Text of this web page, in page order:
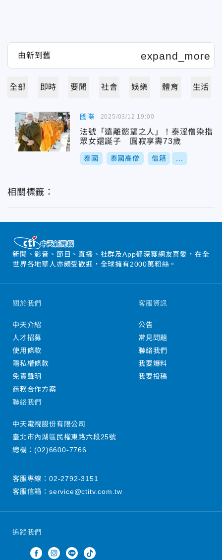
全部 即時 要聞 社會 娛樂 體育 生活
國際
法號「遠離慾望之人」！泰淫僧染指
眾女還誕子 圓寂享壽73歲
泰國 泰國高僧 僧籍
2025/03/12 19:00
相關標籤：
新聞、影音、節目、直播、社群及App都深獲網友喜愛，在全
世界各地華人亦頗受歡迎，全球擁有2000萬粉絲。
追蹤我們
關於我們
中天介紹
人才招募
使用條款
隱私權條款
免責聲明
商務合作方案
客服資訊
公告
常見問題
聯絡我們
我要爆料
我要投稿
聯絡我們
中天電視股份有限公司
臺北市內湖區民權東路六段25號
總機：(02)6600-7766
客服專線： 02-2792-3151
客服信箱： service@ctitv.com.tw